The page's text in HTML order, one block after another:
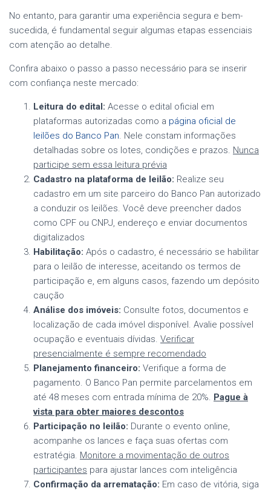
No entanto, para garantir uma experiência segura e bem-
sucedida, é fundamental seguir algumas etapas essenciais
com atenção ao detalhe.
Confira abaixo o passo a passo necessário para se inserir
com confiança neste mercado:
Leitura do edital: Acesse o edital oficial em
plataformas autorizadas como a página oficial de
leilões do Banco Pan. Nele constam informações
detalhadas sobre os lotes, condições e prazos. Nunca
participe sem essa leitura prévia
Cadastro na plataforma de leilão: Realize seu
cadastro em um site parceiro do Banco Pan autorizado
a conduzir os leilões. Você deve preencher dados
como CPF ou CNPJ, endereço e enviar documentos
digitalizados
Habilitação: Após o cadastro, é necessário se habilitar
para o leilão de interesse, aceitando os termos de
participação e, em alguns casos, fazendo um depósito
caução
Análise dos imóveis: Consulte fotos, documentos e
localização de cada imóvel disponível. Avalie possível
ocupação e eventuais dívidas. Verificar
presencialmente é sempre recomendado
Planejamento financeiro: Verifique a forma de
pagamento. O Banco Pan permite parcelamentos em
até 48 meses com entrada mínima de 20%. Pague à
vista para obter maiores descontos
Participação no leilão: Durante o evento online,
acompanhe os lances e faça suas ofertas com
estratégia. Monitore a movimentação de outros
participantes para ajustar lances com inteligência
Confirmação da arrematação: Em caso de vitória, siga